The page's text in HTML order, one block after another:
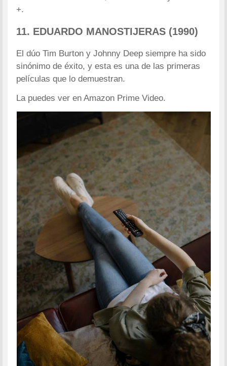
+.
11. EDUARDO MANOSTIJERAS (1990)
El dúo Tim Burton y Johnny Deep siempre ha sido
sinónimo de éxito, y esta es una de las primeras
películas que lo demuestran.
La puedes ver en Amazon Prime Video.